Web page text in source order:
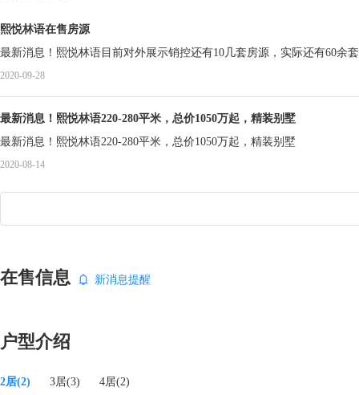
熙悦林语在售房源
最新消息！熙悦林语目前对外展示销控还有10几套房源，实际还有60余
2020-09-28
最新消息！熙悦林语220-280平米，总价1050万起，精装别墅
最新消息！熙悦林语220-280平米，总价1050万起，精装别墅
2020-08-14
在售信息 新消息提醒
户型介绍
2居(2) 3居(3) 4居(2)